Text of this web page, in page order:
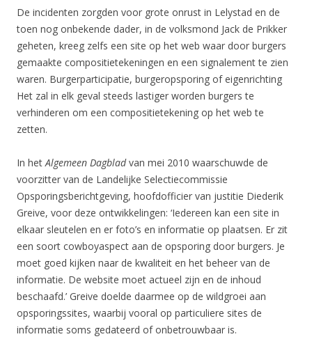
De incidenten zorgden voor grote onrust in Lelystad en de
toen nog onbekende dader, in de volksmond Jack de Prikker
geheten, kreeg zelfs een site op het web waar door burgers
gemaakte compositietekeningen en een signalement te zien
waren. Burgerparticipatie, burgeropsporing of eigenrichting
Het zal in elk geval steeds lastiger worden burgers te
verhinderen om een compositietekening op het web te
zetten.
In hetAlgemeen Dagbladvan mei 2010 waarschuwde de
voorzitter van de Landelijke Selectiecommissie
Opsporingsberichtgeving, hoofdofficier van justitie Diederik
Greive, voor deze ontwikkelingen: ‘Iedereen kan een site in
elkaar sleutelen en er foto’s en informatie op plaatsen. Er zit
een soort cowboyaspect aan de opsporing door burgers. Je
moet goed kijken naar de kwaliteit en het beheer van de
informatie. De website moet actueel zijn en de inhoud
beschaafd.’ Greive doelde daarmee op de wildgroei aan
opsporingssites, waarbij vooral op particuliere sites de
informatie soms gedateerd of onbetrouwbaar is.